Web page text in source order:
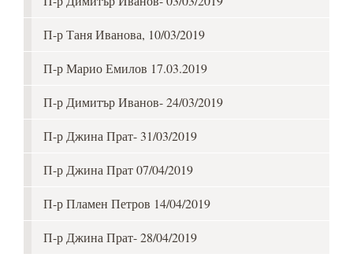
П-р Таня Иванова, 10/03/2019
П-р Марио Емилов 17.03.2019
П-р Димитър Иванов- 24/03/2019
П-р Джина Прат- 31/03/2019
П-р Джина Прат 07/04/2019
П-р Пламен Петров 14/04/2019
П-р Джина Прат- 28/04/2019